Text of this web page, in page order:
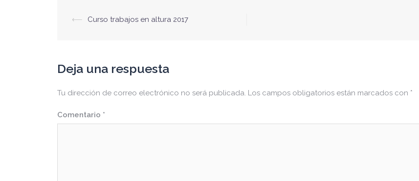
Navegación
⟵ Curso trabajos en altura 2017
Deja una respuesta
Tu dirección de correo electrónico no será publicada. Los campos obligatorios están marcados con *
Comentario *